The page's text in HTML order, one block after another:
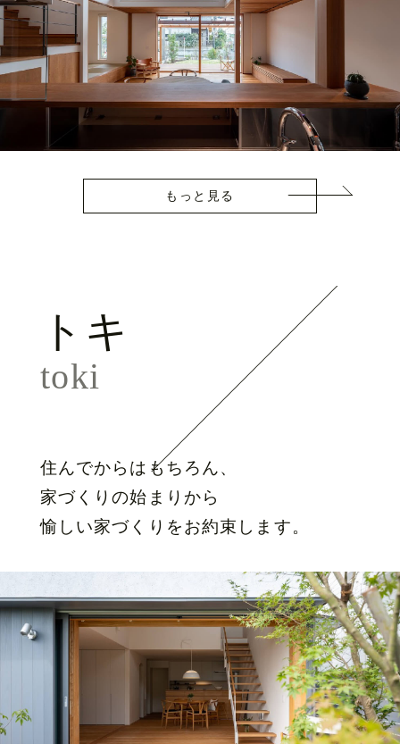
もっと見る
トキ
toki
住んでからはもちろん、
家づくりの始まりから
愉しい家づくりをお約束します。